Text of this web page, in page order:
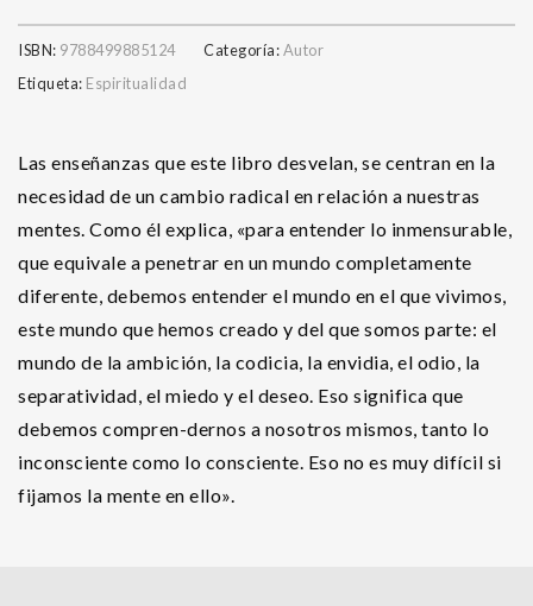
ISBN: 9788499885124 Categoría:Autor
Etiqueta: Espiritualidad
Las enseñanzas que este libro desvelan, se centran en la
necesidad de un cambio radical en relación a nuestras
mentes. Como él explica, «para entender lo inmensurable,
que equivale a penetrar en un mundo completamente
diferente, debemos entender el mundo en el que vivimos,
este mundo que hemos creado y del que somos parte: el
mundo de la ambición, la codicia, la envidia, el odio, la
separatividad, el miedo y el deseo. Eso significa que
debemos compren-dernos a nosotros mismos, tanto lo
inconsciente como lo consciente. Eso no es muy difícil si
fijamos la mente en ello».